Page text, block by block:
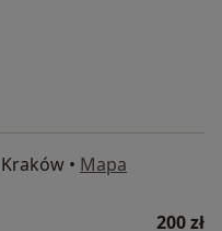
• Mapa
200 zł